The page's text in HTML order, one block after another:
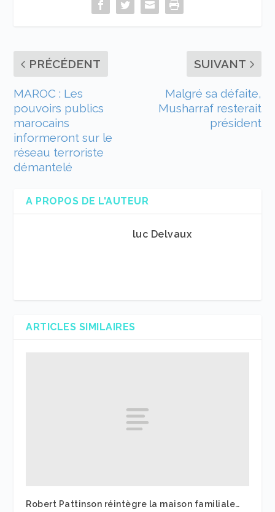
PRÉCÉDENT
MAROC : Les
pouvoirs publics
marocains
informeront sur le
réseau terroriste
démantelé
SUIVANT
Malgré sa défaite,
Musharraf resterait
président
A PROPOS DE L'AUTEUR
luc Delvaux
ARTICLES SIMILAIRES
Robert Pattinson réintègre la maison familiale…